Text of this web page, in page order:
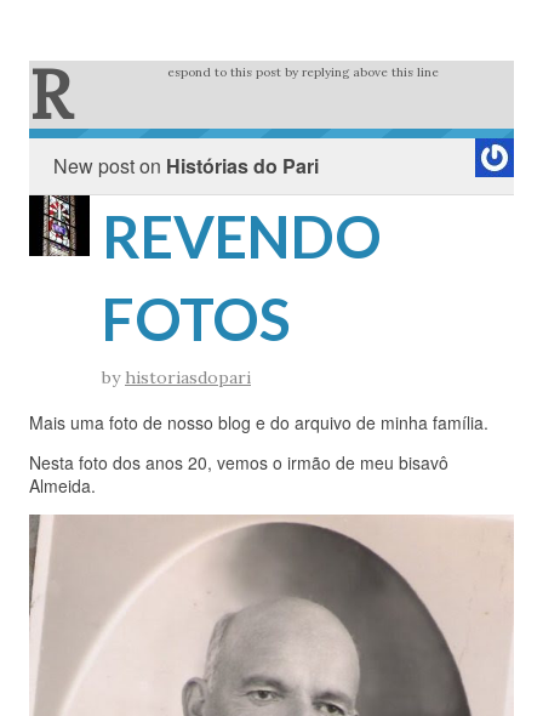
R espond to this post by replying above this line
New post on Histórias do Pari
REVENDO
FOTOS
by historiasdopari
Mais uma foto de nosso blog e do arquivo de minha família.
Nesta foto dos anos 20, vemos o irmão de meu bisavô
Almeida.